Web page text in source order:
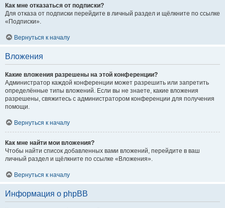
Как мне отказаться от подписки?
Для отказа от подписки перейдите в личный раздел и щёлкните по ссылке
«Подписки».
Вернуться к началу
Вложения
Какие вложения разрешены на этой конференции?
Администратор каждой конференции может разрешить или запретить
определённые типы вложений. Если вы не знаете, какие вложения
разрешены, свяжитесь с администратором конференции для получения
помощи.
Вернуться к началу
Как мне найти мои вложения?
Чтобы найти список добавленных вами вложений, перейдите в ваш
личный раздел и щёлкните по ссылке «Вложения».
Вернуться к началу
Информация о phpBB